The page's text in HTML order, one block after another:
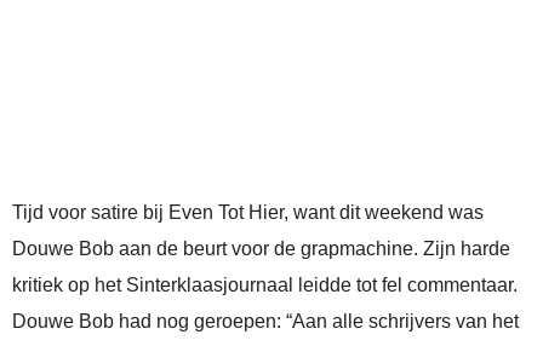
Tijd voor satire bij Even Tot Hier, want dit weekend was
Douwe Bob aan de beurt voor de grapmachine. Zijn harde
kritiek op het Sinterklaasjournaal leidde tot fel commentaar.
Douwe Bob had nog geroepen: “Aan alle schrijvers van het